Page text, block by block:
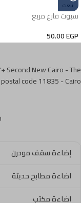
بيعت
سبوت فارغ مربع
50.00EGP
Second New Cairo - The
code 11835 - Cairo
إضاءة سقف مودرن
اضاءة مطابخ حديثة
اضاءة مكتب